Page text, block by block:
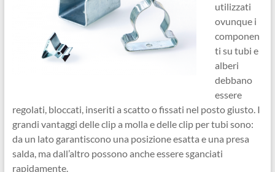
utilizzati
ovunque i
componen
ti su tubi e
alberi
debbano
essere
regolati, bloccati, inseriti a scatto o fissati nel posto giusto. I
grandi vantaggi delle clip a molla e delle clip per tubi sono:
da un lato garantiscono una posizione esatta e una presa
salda, ma dall’altro possono anche essere sganciati
rapidamente.